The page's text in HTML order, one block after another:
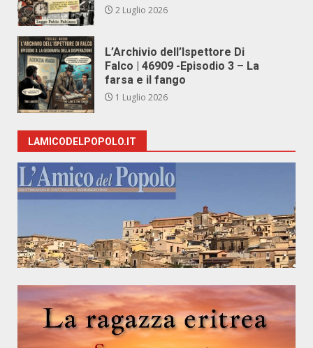
2 Luglio 2026
L’Archivio dell’Ispettore Di
Falco | 46909 -Episodio 3 – La
farsa e il fango
1 Luglio 2026
LAMICODELPOPOLO.IT